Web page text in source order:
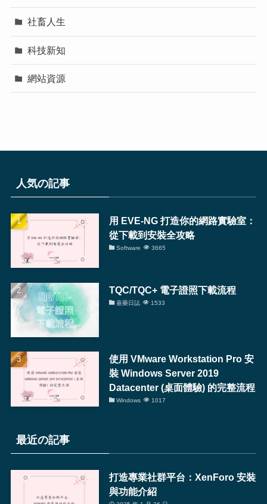
社畜人生
科技新知
網站資源
人気の記事
用 EVE-NG 打造你的網路實驗室：
從下載到安裝全攻略
Software 3665
TQC/TQC+ 電子證照下載流程
嘉藥日誌 1533
使用 VMware Workstation Pro 安
裝 Windows Server 2019
Datacenter (桌面體驗) 的完整流程
Windows 1017
最近の記事
打造專業社群平台：XenForo 安裝
與功能介紹